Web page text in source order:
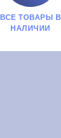
ВСЕ ТОВАРЫ В
НАЛИЧИИ